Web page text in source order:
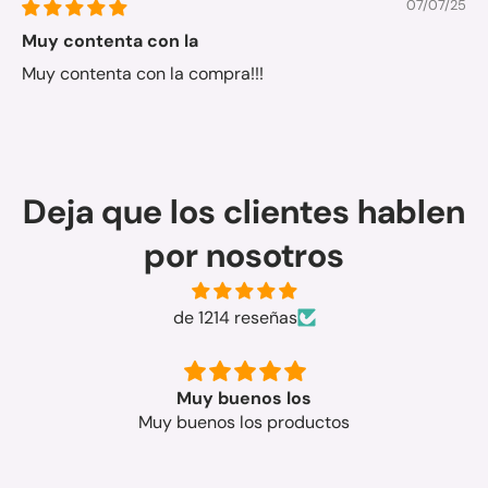
07/07/25
Muy contenta con la
Muy contenta con la compra!!!
Deja que los clientes hablen
por nosotros
de 1214 reseñas
Muy buenos los
Muy buenos los productos